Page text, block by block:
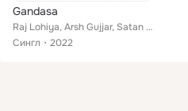
Gandasa
Raj Lohiya, Arsh Gujjar, Satan Khatana
Сингл
2022